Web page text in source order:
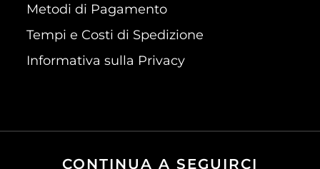
Metodi di Pagamento
Tempi e Costi di Spedizione
Informativa sulla Privacy
CONTINUA A SEGUIRCI